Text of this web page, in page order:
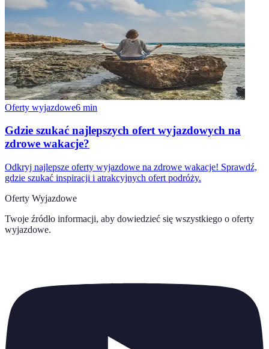
Oferty wyjazdowe6 min
Gdzie szukać najlepszych ofert wyjazdowych na
zdrowe wakacje?
Odkryj najlepsze oferty wyjazdowe na zdrowe wakacje! Sprawdź,
gdzie szukać inspiracji i atrakcyjnych ofert podróży.
Oferty Wyjazdowe
Twoje źródło informacji, aby dowiedzieć się wszystkiego o oferty
wyjazdowe.